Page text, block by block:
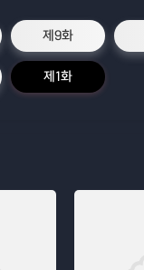
제9화
제1화